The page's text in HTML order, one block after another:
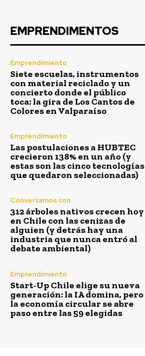
EMPRENDIMENTOS
Emprendimiento
Siete escuelas, instrumentos
con material reciclado y un
concierto donde el público
toca: la gira de Los Cantos de
Colores en Valparaíso
Emprendimiento
Las postulaciones a HUBTEC
crecieron 138% en un año (y
estas son las cinco tecnologías
que quedaron seleccionadas)
Conversamos con
312 árboles nativos crecen hoy
en Chile con las cenizas de
alguien (y detrás hay una
industria que nunca entró al
debate ambiental)
Emprendimiento
Start-Up Chile elige su nueva
generación: la IA domina, pero
la economía circular se abre
paso entre las 59 elegidas